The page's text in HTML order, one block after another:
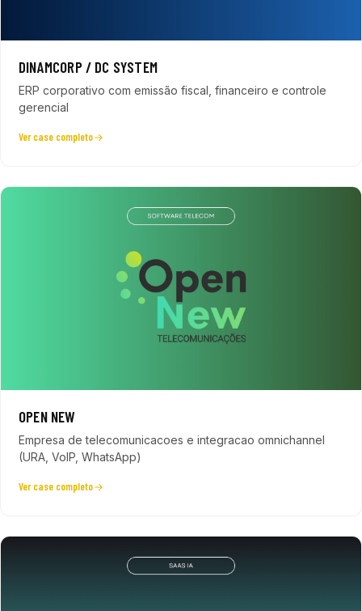
DINAMCORP / DC SYSTEM
ERP corporativo com emissão fiscal, financeiro e controle
gerencial
Ver case completo
OPEN NEW
Empresa de telecomunicacoes e integracao omnichannel
(URA, VoIP, WhatsApp)
Ver case completo